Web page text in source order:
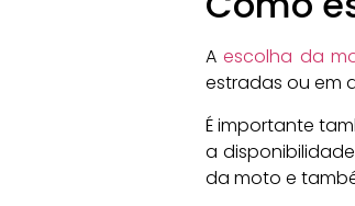
Aescolha da
estradas ou em
É importante
a
da moto e